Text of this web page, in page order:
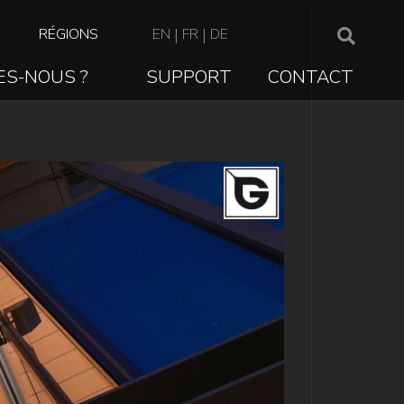
TOP
NAVIGATION
RÉGIONS EN | FR | DE
NOUS ? SUPPORT CONTACT